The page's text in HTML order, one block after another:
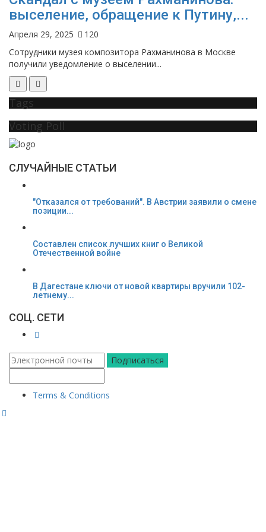
выселение, обращение к Путину,...
Апреля 29, 2025
120
Сотрудники музея композитора Рахманинова в Москве
получили уведомление о выселении...
Tags
Voting Poll
СЛУЧАЙНЫЕ СТАТЬИ
"Отказался от требований". В Австрии заявили о смене
позиции...
Составлен список лучших книг о Великой
Отечественной войне
В Дагестане ключи от новой квартиры вручили 102-
летнему...
СОЦ. СЕТИ
Подписаться
Terms & Conditions